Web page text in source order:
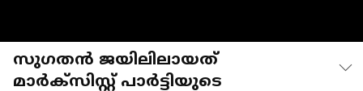
സുഗതൻ ജയിലിലായത്
മാർക്‌സിസ്റ്റ് പാർട്ടിയുടെ